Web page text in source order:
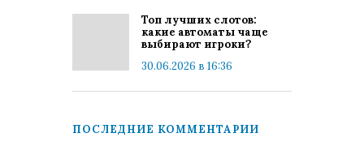
Топ лучших слотов:
какие автоматы чаще
выбирают игроки?
30.06.2026 в 16:36
ПОСЛЕДНИЕ КОММЕНТАРИИ